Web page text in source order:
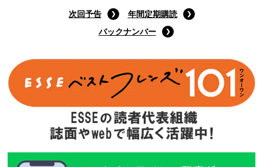
次回予告
年間定期購読
バックナンバー